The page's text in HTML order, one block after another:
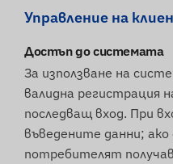
Управление на
Достъп до системата
За използване на
валидна регистрация
последващ вход. При
въведените данни;
потребителят